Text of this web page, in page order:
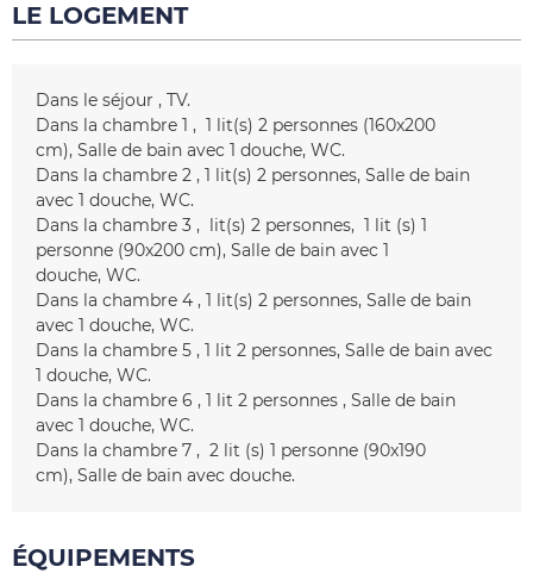
LE LOGEMENT
Dans le séjour
TV
Dans la chambre 1
1 lit(s) 2 personnes (160x200
cm) Salle de bain avec 1 douche WC
Dans la chambre 2
1 lit(s) 2 personnes Salle de bain
avec 1 douche WC
Dans la chambre 3
lit(s) 2 personnes 1 lit (s) 1
personne (90x200 cm) Salle de bain avec 1
douche WC
Dans la chambre 4
1 lit(s) 2 personnes Salle de bain
avec 1 douche WC
Dans la chambre 5
1 lit 2 personnes Salle de bain avec
1 douche WC
Dans la chambre 6
1 lit 2 personnes
Salle de bain
avec 1 douche WC
Dans la chambre 7
2 lit (s) 1 personne (90x190
cm) Salle de bain avec douche
ÉQUIPEMENTS